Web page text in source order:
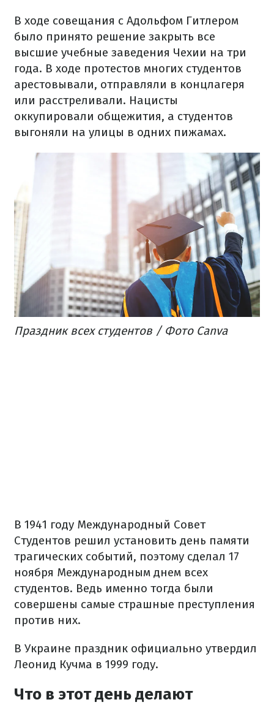
В ходе совещания с Адольфом Гитлером
было принято решение закрыть все
высшие учебные заведения Чехии на три
года. В ходе протестов многих студентов
арестовывали, отправляли в концлагеря
или расстреливали. Нацисты
оккупировали общежития, а студентов
выгоняли на улицы в одних пижамах.
Праздник всех студентов / Фото Canva
В 1941 году Международный Совет
Студентов решил установить день памяти
трагических событий, поэтому сделал 17
ноября Международным днем всех
студентов. Ведь именно тогда были
совершены самые страшные преступления
против них.
В Украине праздник официально утвердил
Леонид Кучма в 1999 году.
Что в этот день делают